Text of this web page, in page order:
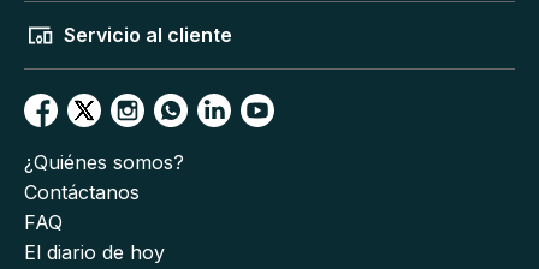
Servicio al cliente
¿Quiénes somos?
Contáctanos
FAQ
El diario de hoy